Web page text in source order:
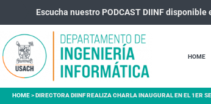
Escucha nuestro PODCAST DIINF
HOME
HOME>DIRECTORA DIINF REALIZA CHARLA INAUGURAL EN EL 1ER